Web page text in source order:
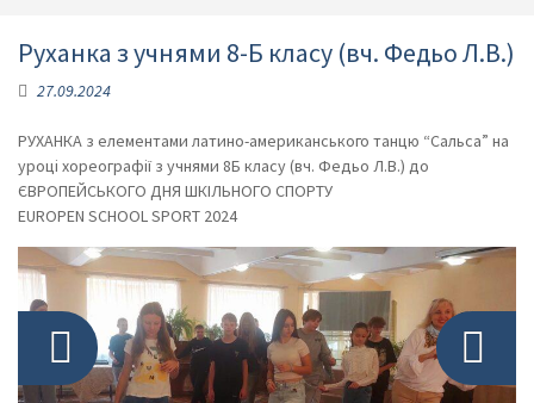
Руханка з учнями 8-Б класу (вч. Федьо Л.В.)
27.09.2024
РУХАНКА з елементами латино-американського танцю “Сальса” на
уроці хореографії з учнями 8Б класу (вч. Федьо Л.В.) до
ЄВРОПЕЙСЬКОГО ДНЯ ШКІЛЬНОГО СПОРТУ
EUROPEN SCHOOL SPORT 2024
Фото: 1 з 5